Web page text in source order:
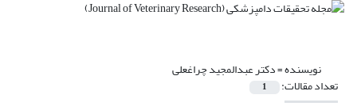
نویسنده =دکتر عبدالمجید چراغعلی
تعداد مقالات: 1